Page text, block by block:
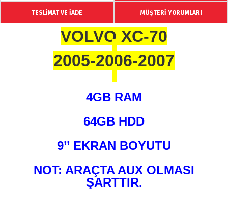
TESLİMAT VE İADE MÜŞTERİ YORUMLARI
VOLVO XC-70
2005-2006-2007
4GB RAM
64GB HDD
9’’ EKRAN BOYUTU
NOT: ARAÇTA AUX OLMASI
ŞARTTIR.